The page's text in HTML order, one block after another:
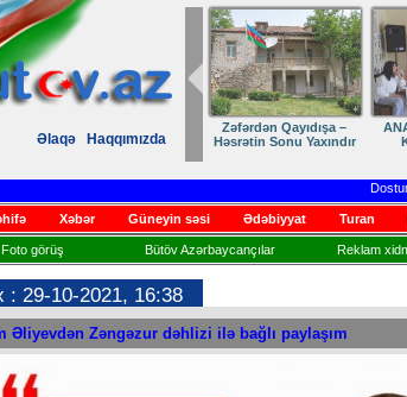
Əlaqə
Haqqımızda
Zəfərdən Qayıdışa –
Həsrətin Sonu Yaxındır
Xəbər Güneyin səsi Ədəbiyyat Turan
Foto görüş Bütöv Azərbaycançılar Reklam
: 29-10-2021, 16:38
Əliyevdən Zəngəzur dəhlizi ilə bağlı paylaşım